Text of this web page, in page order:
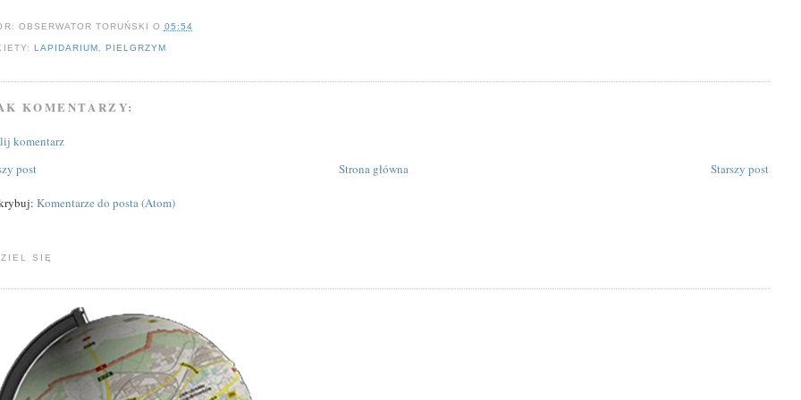
OBSERWATOR TORUŃSKI O 05:54
LAPIDARIUM PIELGRZYM
KOMENTARZY:
komentarz
post
Starszy post
Strona główna
Komentarze do posta (Atom)
SIĘ